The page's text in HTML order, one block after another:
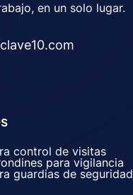
en un solo lugar.
control de visitas
para vigilancia
guardias de seguridad